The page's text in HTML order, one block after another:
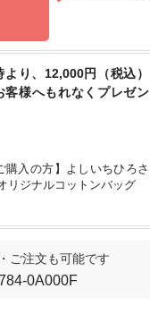
り、12,000円（税込）
客様へもれなくプレゼン
購入の方】よしいちひろさ
リジナルコットンバッグ
ご注文も可能です
0A000F